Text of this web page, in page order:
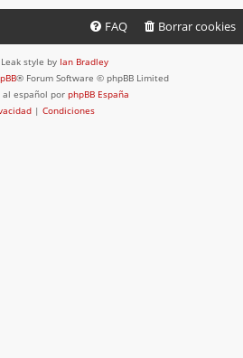
Borrar cookies
FAQ
style by Ian Bradley
® Forum Software © phpBB Limited
al español por phpBB España
| Condiciones